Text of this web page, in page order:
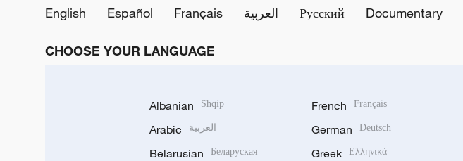
English
Español Français العربية Русский Documentary
CHOOSE YOUR LANGUAGE
Albanian Shqip
Arabic العربية
Belarusian Беларуская
French Français
German Deutsch
Greek Ελληνικά